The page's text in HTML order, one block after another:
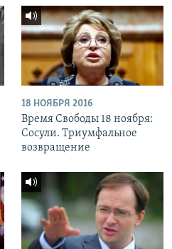
18 НОЯБРЯ 2016
Время Свободы 18 ноября:
Сосули. Триумфальное
возвращение